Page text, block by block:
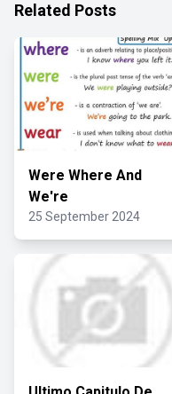
Related Posts
Were Where And
We're
25 September 2024